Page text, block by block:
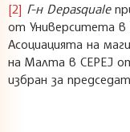
[2] Г-н Depasquale
от Университета
Асоциацията на
на Малта в CEPEJ
избран за